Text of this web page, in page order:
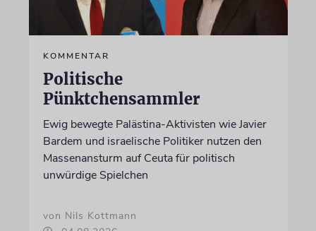
KOMMENTAR
Politische
Pünktchensammler
Ewig bewegte Palästina-Aktivisten wie Javier
Bardem und israelische Politiker nutzen den
Massenansturm auf Ceuta für politisch
unwürdige Spielchen
von Nils Kottmann